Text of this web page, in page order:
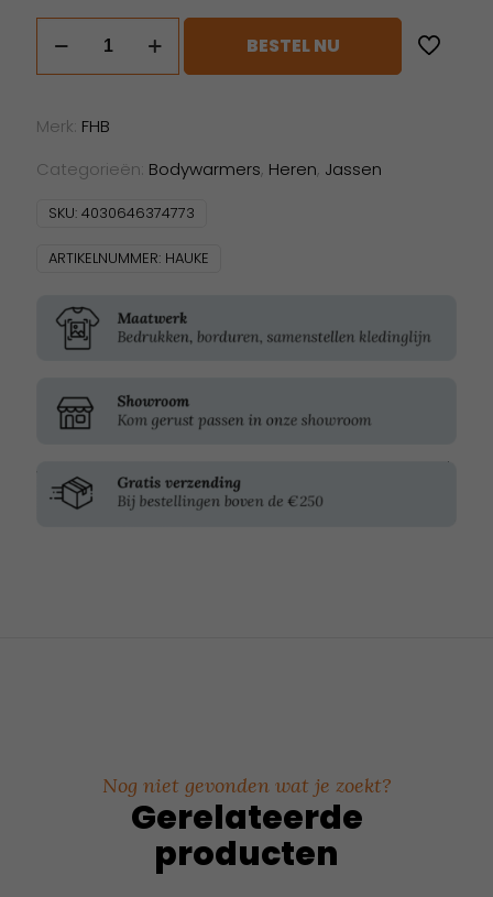
aantal
BESTEL NU
Merk: FHB
Categorieën: Bodywarmers, Heren, Jassen
SKU: 4030646374773
ARTIKELNUMMER: HAUKE
Nog niet gevonden wat je zoekt?
Gerelateerde
producten